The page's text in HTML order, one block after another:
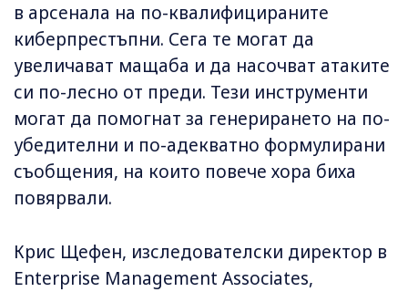
в арсенала на по-квалифицираните
киберпрестъпни. Сега те могат да
увеличават мащаба и да насочват атаките
си по-лесно от преди. Тези инструменти
могат да помогнат за генерирането на по-
убедителни и по-адекватно формулирани
съобщения, на които повече хора биха
повярвали.
Крис Щефен, изследователски директор в
Enterprise Management Associates,